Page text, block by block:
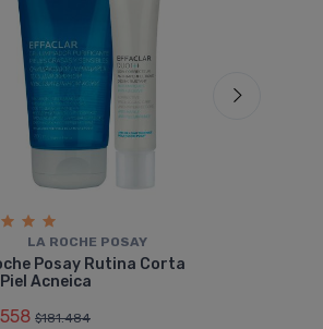
LA ROCHE POSAY
Posay Rutina Corta
Acneica
$181.484